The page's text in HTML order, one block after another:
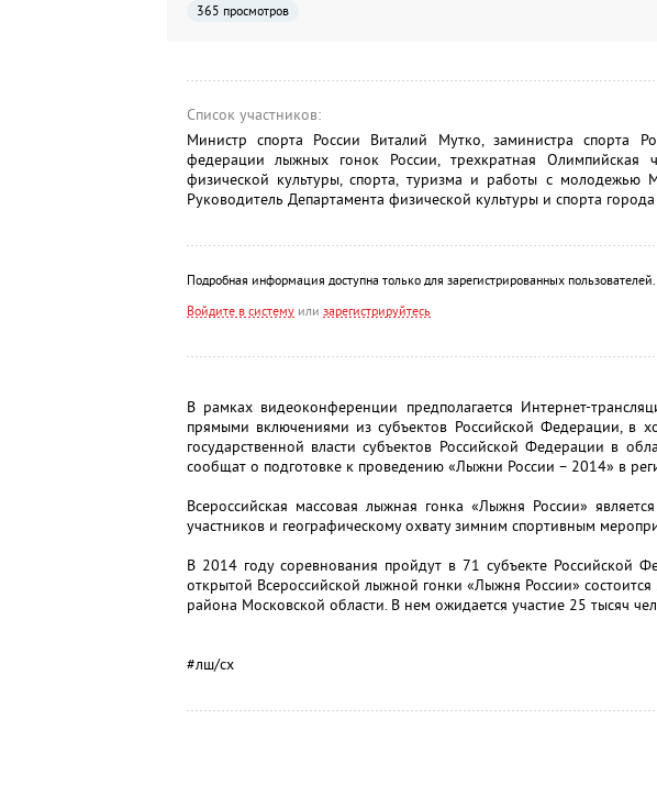
365 просмотров
Список участников:
Министр спорта России Виталий Мутко, заминистра спорта
федерации лыжных гонок России, трехкратная Олимпийская
физической культуры, спорта, туризма и работы с молодежью
Руководитель Департамента физической культуры и спорта
Подробная информация доступна только для зарегистрированных пользователей.
Войдите в системуили зарегистрируйтесь
В рамках видеоконференции предполагается Интернет-
прямыми включениями из субъектов Российской Федерации, в
государственной власти субъектов Российской Федерации в
сообщат о подготовке к проведению «Лыжни России – 2014» в
Всероссийская массовая лыжная гонка «Лыжня России»
участников и географическому охвату зимним спортивным
В 2014 году соревнования пройдут в 71 субъекте Российской
открытой Всероссийской лыжной гонки «Лыжня России»
района Московской области. В нем ожидается участие 25 тысяч
#лш/сх